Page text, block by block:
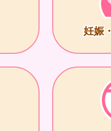
妊娠